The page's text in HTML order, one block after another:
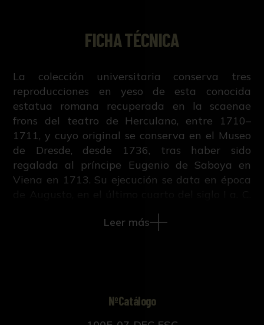
FICHA TÉCNICA
La colección universitaria conserva tres
reproducciones en yeso de esta conocida
estatua romana recuperada en la scaenae
frons del teatro de Herculano, entre 1710–
1711, y cuyo original se conserva en el Museo
de Dresde, desde 1736, tras haber sido
regalada al príncipe Eugenio de Saboya en
Viena en 1713. Su ejecución se data en época
iconografía muy semejante, pero mayor
de los personajes masculinos, comienzan a ser
representadas en unos tipos iconográficos
Leer más
NºCatálogo